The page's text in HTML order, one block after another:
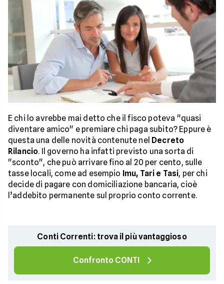
E chi lo avrebbe mai detto che il fisco poteva "quasi
diventare amico" e premiare chi paga subito? Eppure è
questa una delle novità contenute nel Decreto
Rilancio. Il governo ha infatti previsto una sorta di
"sconto", che può arrivare fino al 20 per cento, sulle
tasse locali, come ad esempio Imu, Tari e Tasi, per chi
decide di pagare con domiciliazione bancaria, cioè
l’addebito permanente sul proprio conto corrente.
Conti Correnti: trova il più vantaggioso
Confronto CONTI